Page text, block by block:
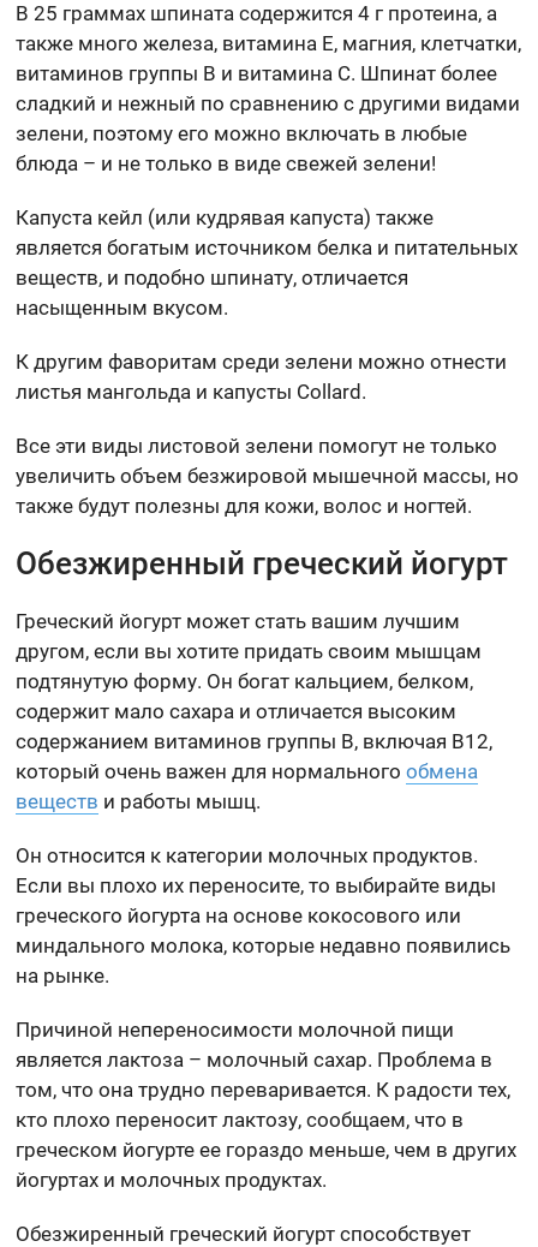
В 25 граммах шпината содержится 4 г протеина, а
также много железа, витамина E, магния, клетчатки,
витаминов группы B и витамина C. Шпинат более
сладкий и нежный по сравнению с другими видами
зелени, поэтому его можно включать в любые
блюда – и не только в виде свежей зелени!
Капуста кейл (или кудрявая капуста) также
является богатым источником белка и питательных
веществ, и подобно шпинату, отличается
насыщенным вкусом.
К другим фаворитам среди зелени можно отнести
листья мангольда и капусты Collard.
Все эти виды листовой зелени помогут не только
увеличить объем безжировой мышечной массы, но
также будут полезны для кожи, волос и ногтей.
Обезжиренный греческий йогурт
Греческий йогурт может стать вашим лучшим
другом, если вы хотите придать своим мышцам
подтянутую форму. Он богат кальцием, белком,
содержит мало сахара и отличается высоким
содержанием витаминов группы B, включая B12,
который очень важен для нормальногообмена
веществ и работы мышц.
Он относится к категории молочных продуктов.
Если вы плохо их переносите, то выбирайте виды
греческого йогурта на основе кокосового или
миндального молока, которые недавно появились
на рынке.
Причиной непереносимости молочной пищи
является лактоза – молочный сахар. Проблема в
том, что она трудно переваривается. К радости тех,
кто плохо переносит лактозу, сообщаем, что в
греческом йогурте ее гораздо меньше, чем в других
йогуртах и молочных продуктах.
Обезжиренный греческий йогурт способствует